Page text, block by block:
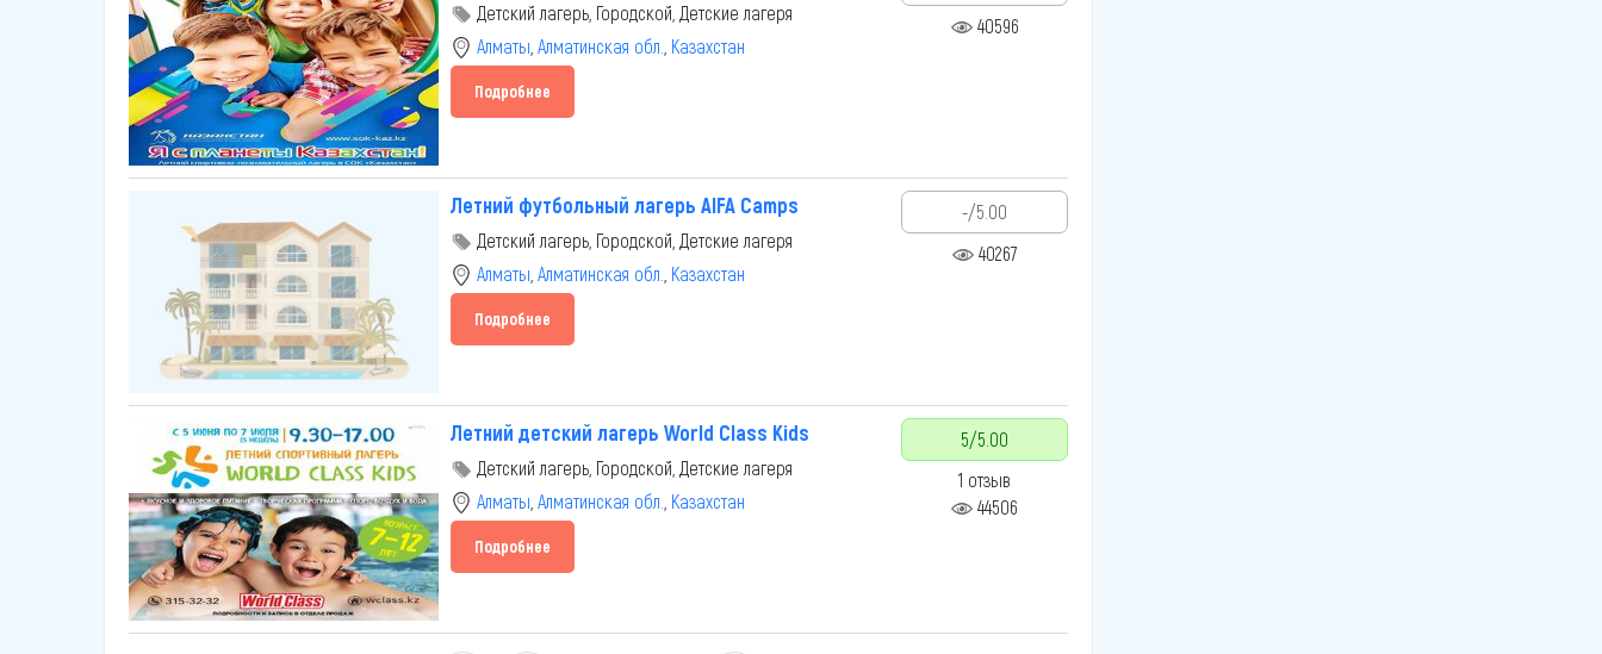
Детский лагерь, Городской, Детские лагеря
Алматы Алматинская обл. Казахстан
Подробнее
40596
Летний футбольный лагерь AIFA Camps
Детский лагерь, Городской, Детские лагеря
Алматы Алматинская обл. Казахстан
Подробнее
-/5.00
40267
Летний детский лагерь World Class Kids
Детский лагерь, Городской, Детские лагеря
Алматы Алматинская обл. Казахстан
Подробнее
5/5.00
1 отзыв
44506